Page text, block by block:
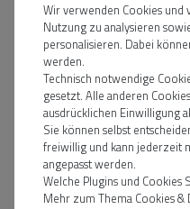
Wir verwenden Cookies
Nutzung zu analysieren
personalisieren. Dabei
werden.
Technisch notwendige
gesetzt. Alle anderen
ausdrücklichen Einwilligung
Sie können selbst
freiwillig und kann jederzeit
angepasst werden.
Welche Plugins und Cookies
Mehr zum Thema Cookies